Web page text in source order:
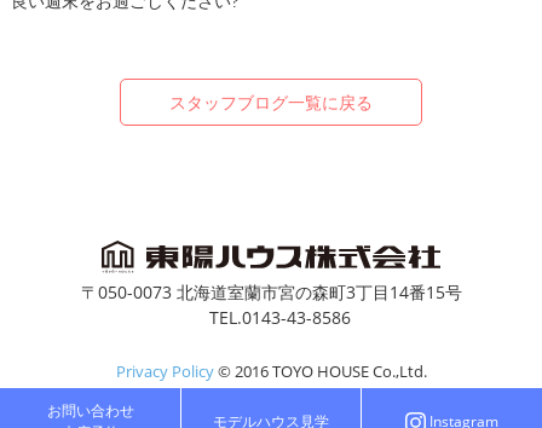
スタッフブログ一覧に戻る
〒050-0073 北海道室蘭市宮の森町3丁目14番15号
TEL.0143-43-8586
Privacy Policy© 2016 TOYO HOUSE Co.,Ltd.
お問い合わせ
モデルハウス見学 Instagram